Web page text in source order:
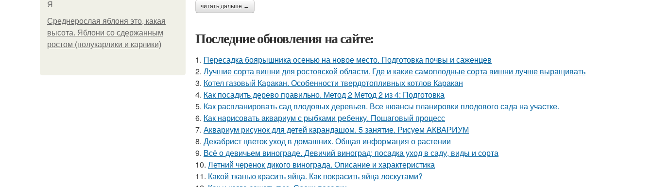
Я
Среднерослая яблоня это, какая
высота. Яблони со сдержанным
ростом (полукарлики и карлики)
читать дальше →
Последние обновления на сайте:
1. Пересадка боярышника осенью на новое место. Подготовка почвы и саженцев
2. Лучшие сорта вишни для ростовской области. Где и какие самоплодные сорта вишни лучше выращивать
3. Котел газовый Каракан. Особенности твердотопливных котлов Каракан
4. Как посадить дерево правильно. Метод 2 Метод 2 из 4: Подготовка
5. Как распланировать сад плодовых деревьев. Все нюансы планировки плодового сада на участке.
6. Как нарисовать аквариум с рыбками ребенку. Пошаговый процесс
7. Аквариум рисунок для детей карандашом. 5 занятие. Рисуем АКВАРИУМ
8. Декабрист цветок уход в домашних. Общая информация о растении
9. Всё о девичьем винограде. Девичий виноград: посадка уход в саду, виды и сорта
10. Летний черенок дикого винограда. Описание и характеристика
11. Какой тканью красить яйца. Как покрасить яйца лоскутами?